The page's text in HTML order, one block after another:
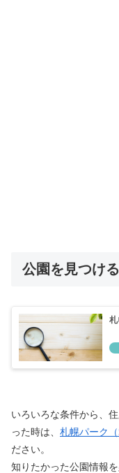
公園を見つける
いろいろな条件から、
った時は、 札幌パーク
ださい。
知りたかった公園情報